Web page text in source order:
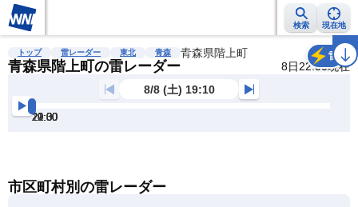
検索 現在地
雨雲レーダー 台風情報 地震情報 警報・注意報 2週間天気 ラ
トップ 雷レーダー 東北 青森 青森県階上町
青森県階上町の雷レーダー 8日22:00現在
雷
8/8 (土) 19:10
19:30
20:00
20:30
21:00
21:30
22:00
市区町村別の雷レーダー